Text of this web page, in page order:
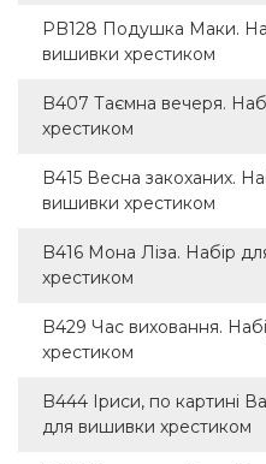
PB128 Подушка Маки.
вишивки хрестиком
B407 Таємна вечеря.
хрестиком
B415 Весна закоханих.
вишивки хрестиком
B416 Мона Ліза. Набір
хрестиком
B429 Час виховання.
хрестиком
B444 Іриси, по картині
для вишивки хрестиком